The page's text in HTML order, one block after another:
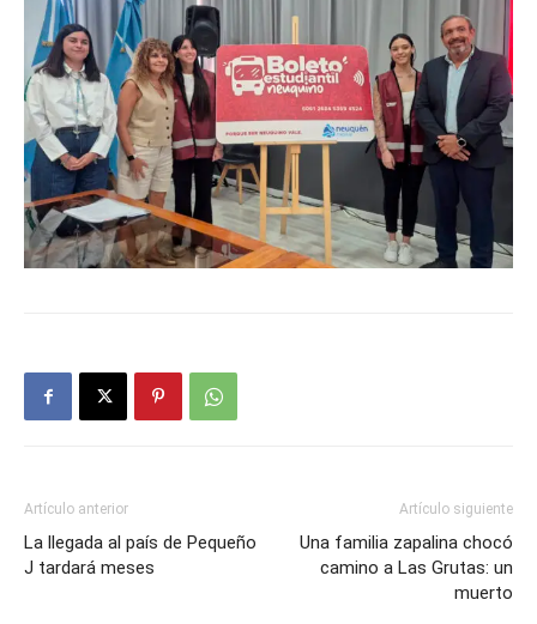
Artículo anterior
La llegada al país de Pequeño
J tardará meses
Artículo siguiente
Una familia zapalina chocó
camino a Las Grutas: un
muerto